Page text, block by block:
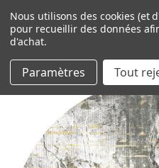
Nous utilisons des cookies (et
pour recueillir des données
d'achat.
Paramètres Tout